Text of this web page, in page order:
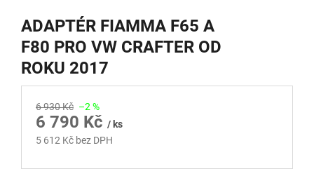
ADAPTÉR FIAMMA F65 A
F80 PRO VW CRAFTER OD
ROKU 2017
6 930 Kč –2 %
6 790 Kč / ks
5 612 Kč bez DPH